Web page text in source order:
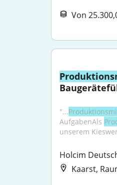
Von
"...
AufgabenAls
unserem
Holcim
Kaarst,